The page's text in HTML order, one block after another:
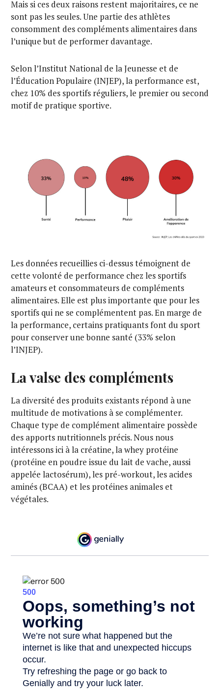
Mais si ces deux raisons restent majoritaires, ce ne
sont pas les seules. Une partie des athlètes
consomment des compléments alimentaires dans
l’unique but de performer davantage.
Selon l’Institut National de la Jeunesse et de
l’Éducation Populaire (INJEP), la performance est,
chez 10% des sportifs réguliers, le premier ou second
motif de pratique sportive.
Les données recueillies ci-dessus témoignent de
cette volonté de performance chez les sportifs
amateurs et consommateurs de compléments
alimentaires. Elle est plus importante que pour les
sportifs qui ne se complémentent pas. En marge de
la performance, certains pratiquants font du sport
pour conserver une bonne santé (33% selon
l’INJEP).
La valse des compléments
La diversité des produits existants répond à une
multitude de motivations à se complémenter.
Chaque type de complément alimentaire possède
des apports nutritionnels précis. Nous nous
intéressons ici à la créatine, la whey protéine
(protéine en poudre issue du lait de vache, aussi
appelée lactosérum), les pré-workout, les acides
aminés (BCAA) et les protéines animales et
végétales.